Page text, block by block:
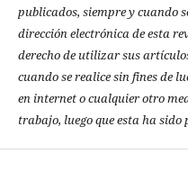
publicados, siempre y cuando
dirección electrónica de esta
derecho de utilizar sus
cuando se realice sin fines de
en internet o cualquier otro
trabajo, luego que esta ha